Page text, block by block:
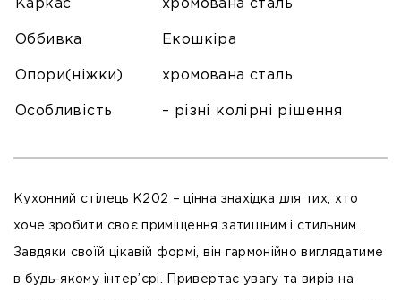
Каркас хромована сталь
Оббивка Екошкіра
Опори(ніжки) хромована сталь
Особливість – різні колірні рішення
Кухонний стілець К202 – цінна знахідка для тих, хто
хоче зробити своє приміщення затишним і стильним.
Завдяки своїй цікавій формі, він гармонійно виглядатиме
в будь-якому інтер’єрі. Привертає увагу та виріз на